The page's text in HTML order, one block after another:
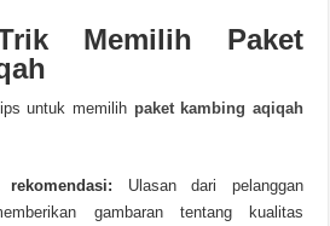
Memilih Paket
untuk memilih paket kambing aqiqah
Ulasan dari pelanggan
gambaran tentang kualitas